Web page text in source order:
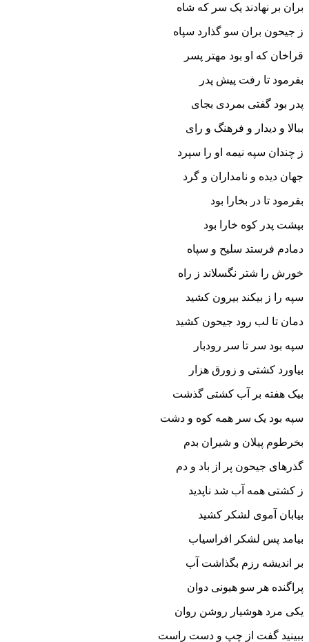
بران بر نهادند یک سر که شاه
ز جیحون بران سو گذارد سپاه‏
قراخان که او بود مهتر پسر
بفرمود تا رفت پیش پدر
پدر بود گفتى بمردى بجاى
ببالا و دیدار و فرهنگ و راى‏
ز چندان سپه نیمه او را سپرد
جهان دیده و نامداران و گرد
بفرمود تا در بخارا بود
بپشت پدر کوه خارا بود
دمادم فرستد سلیح و سپاه
خورش را شتر نگسلاند ز راه‏
سپه را ز بیکند بیرون کشید
دمان تا لب رود جیحون کشید
سپه بود سر تا سر رودبار
بیاورد کشتى و زورق هزار
بیک هفته بر آب کشتى گذشت
سپه بود یک سر همه کوه و دشت‏
بخرطوم پیلان و شیران بدم
گذرهاى جیحون پر از باد و دم‏
ز کشتى همه آب شد ناپدید
بیابان آموى لشکر کشید
بیامد پس لشکر افراسیاب
بر اندیشه رزم بگذاشت آب‏
پراگنده هر سو هیونى دوان
یکى مرد هوشیار روشن روان‏
ببینید گفت از چپ و دست راست